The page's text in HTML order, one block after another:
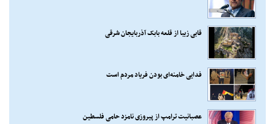
قابی زیبا از قلعه بابک آذربایجان شرقی
فدایی خامنه‌ای بودن فریاد مردم است
عصبانیت ترامپ از پیروزی نامزد حامی فلسطین